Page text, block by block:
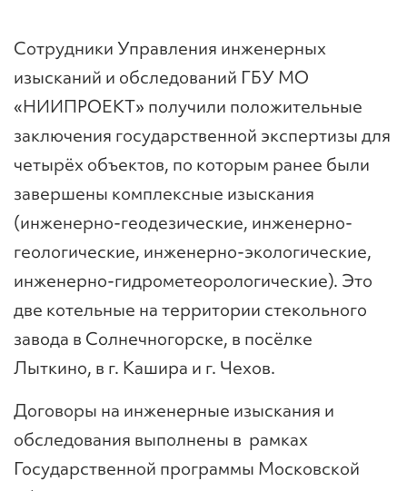
Сотрудники Управления инженерных
изысканий и обследований ГБУ МО
«НИИПРОЕКТ» получили положительные
заключения государственной экспертизы для
четырёх объектов, по которым ранее были
завершены комплексные изыскания
(инженерно-геодезические, инженерно-
геологические, инженерно-экологические,
инженерно-гидрометеорологические). Это
две котельные на территории стекольного
завода в Солнечногорске, в посёлке
Лыткино, в г. Кашира и г. Чехов.
Договоры на инженерные изыскания и
обследования выполнены в рамках
Государственной программы Московской